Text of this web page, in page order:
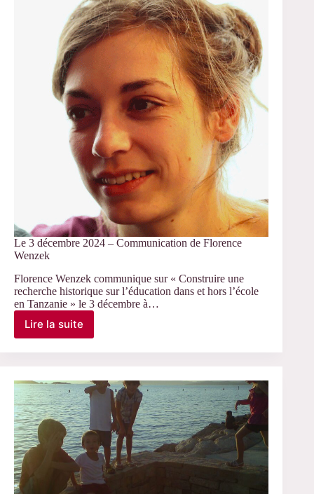
d’Hervé
Glévarec,
Rencontres
« Culture
et
Société »
Le 3 décembre 2024 – Communication de Florence
Wenzek
Florence Wenzek communique sur « Construire une
recherche historique sur l’éducation dans et hors l’école
en Tanzanie » le 3 décembre à…
Lire la suite
Le
–
Communication
de
Florence
Wenzek